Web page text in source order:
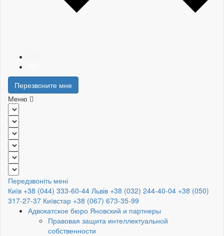
Перезвоните мне
Меню
Передзвоніть мені
Київ +38 (044) 333-60-44 Львів +38 (032) 244-40-04 +38 (050)
317-27-37 Київстар +38 (067) 673-35-99
Адвокатское бюро Яновский и партнеры
Правовая защита интеллектуальной
собственности